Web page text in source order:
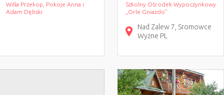
Willa Przekop, Pokoje Anna i
Adam Dębski
Szkolny Ośrodek Wypoczynkowy
„Orle Gniazdo”
Nad Zalew7 Sromowce
Wyżne PL